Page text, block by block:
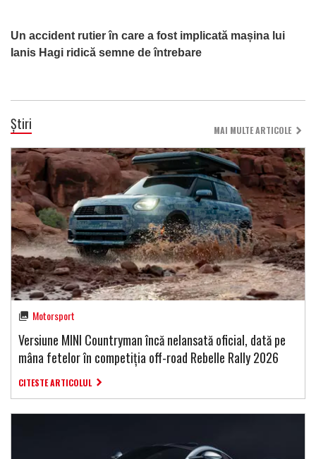
Un accident rutier în care a fost implicată mașina lui
Ianis Hagi ridică semne de întrebare
Știri MAI MULTE ARTICOLE
Motorsport
Versiune MINI Countryman încă nelansată oficial, dată pe
mâna fetelor în competiția off-road Rebelle Rally 2026
CITESTE ARTICOLUL